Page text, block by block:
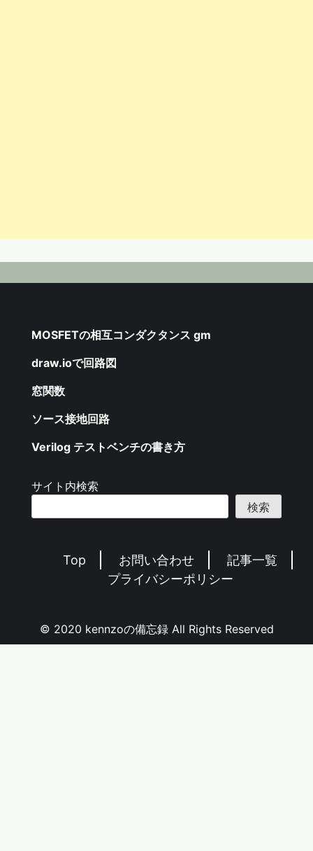
MOSFETの相互コンダクタンス gm
draw.ioで回路図
窓関数
ソース接地回路
Verilog テストベンチの書き方
サイト内検索
検索
Top お問い合わせ
記事一覧
プライバシーポリシー
© 2020 kennzoの備忘録 All Rights Reserved